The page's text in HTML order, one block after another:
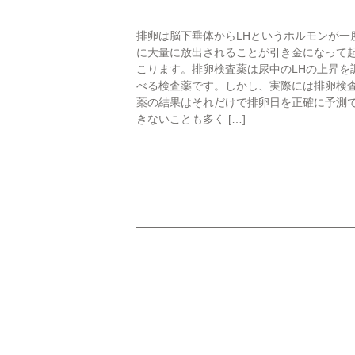
説明動画集
各種ダウンロー
排卵は脳下垂体からLHというホルモンが一
に大量に放出されることが引き金になって
こります。排卵検査薬は尿中のLHの上昇を
べる検査薬です。しかし、実際には排卵検
薬の結果はそれだけで排卵日を正確に予測
きないことも多く […]